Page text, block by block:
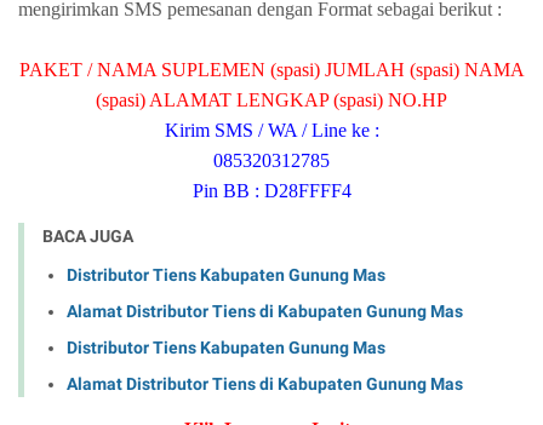
mengirimkan SMS pemesanan dengan Format sebagai berikut :
PAKET / NAMA SUPLEMEN (spasi) JUMLAH (spasi) NAMA
(spasi) ALAMAT LENGKAP (spasi) NO.HP
Kirim SMS / WA / Line ke :
085320312785
Pin BB : D28FFFF4
BACA JUGA
Distributor Tiens Kabupaten Gunung Mas
Alamat Distributor Tiens di Kabupaten Gunung Mas
Distributor Tiens Kabupaten Gunung Mas
Alamat Distributor Tiens di Kabupaten Gunung Mas